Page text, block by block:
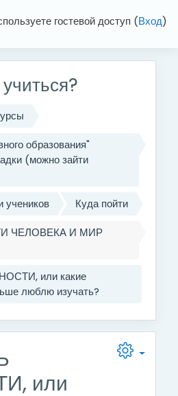
гостевой доступ (Вход)
образования"
(можно зайти
учеников
Куда пойти
ЧЕЛОВЕКА И МИР
или какие
люблю изучать?
или